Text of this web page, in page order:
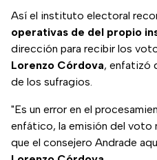
Así el instituto electoral
operativas de del propio
dirección para recibir los
Lorenzo Córdova, enfatizó
de los sufragios.
"Es un error en el
enfático, la emisión del voto
que el consejero Andrade